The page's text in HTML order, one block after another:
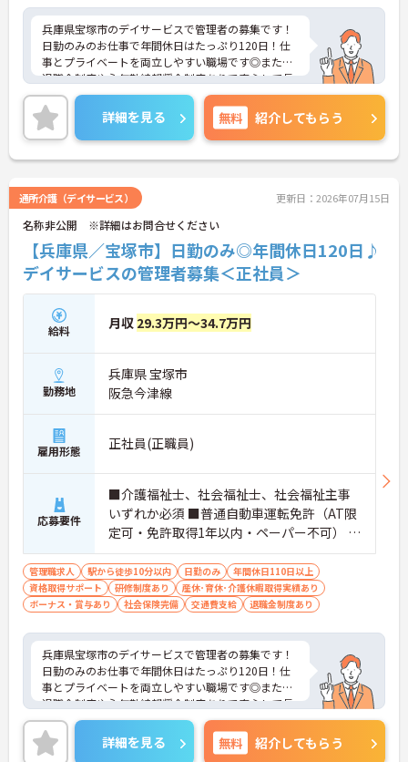
兵庫県宝塚市のデイサービスで管理者の募集です！
日勤のみのお仕事で年間休日はたっぷり120日！仕
事とプライベートを両立しやすい職場です◎また、
退職金制度や永年勤続報奨金制度ありで安心して長
く働きやすい環境が整っています♪ご興味のある方
は面接ポイントをお伝えしますので、お気軽にご相
談ください！
詳細を見る 無料 紹介してもらう
通所介護（デイサービス） 更新日：2026年07月15日
名称非公開 ※詳細はお問合せください
【兵庫県／宝塚市】日勤のみ◎年間休日120日♪
デイサービスの管理者募集＜正社員＞
給料 月収 29.3万円～34.7万円
勤務地
兵庫県 宝塚市
阪急今津線
雇用形態 正社員(正職員)
応募要件
■介護福祉士、社会福祉士、社会福祉主事
いずれか必須 ■普通自動車運転免許（AT限
定可・免許取得1年以内・ペーパー不可） ■
経験必須
管理職求人 駅から徒歩10分以内 日勤のみ
年間休日110日以上
資格取得サポート
研修制度あり
産休･育休･介護休暇取得実績あり
ボーナス・賞与あり
社会保険完備 交通費支給 退職金制度あり
兵庫県宝塚市のデイサービスで管理者の募集です！
日勤のみのお仕事で年間休日はたっぷり120日！仕
事とプライベートを両立しやすい職場です◎また、
退職金制度や永年勤続報奨金制度ありで安心して長
く働きやすい環境が整っています♪ご興味のある方
は面接ポイントをお伝えしますので、お気軽にご相
談ください！
詳細を見る 無料 紹介してもらう